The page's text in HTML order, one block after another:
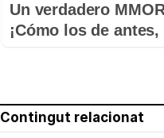
Un verdadero
¡Cómo los de
Contingut relacionat